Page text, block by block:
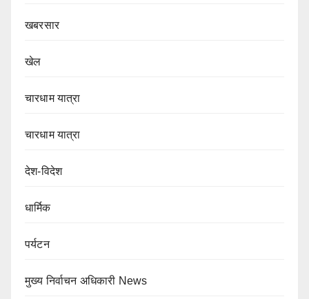
खबरसार
खेल
चारधाम यात्रा
चारधाम यात्रा
देश-विदेश
धार्मिक
पर्यटन
मुख्य निर्वाचन अधिकारी News